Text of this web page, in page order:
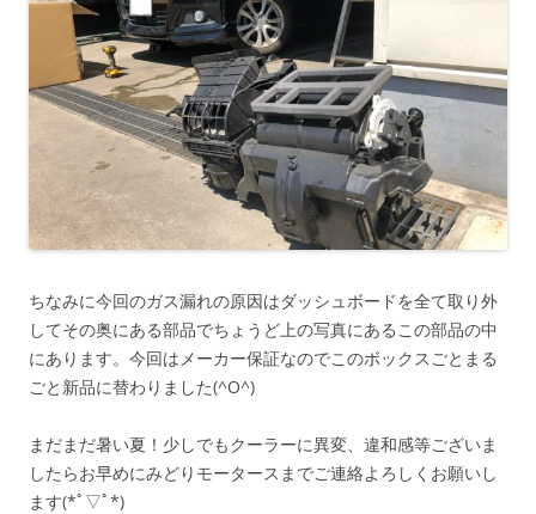
ちなみに今回のガス漏れの原因はダッシュボードを全て取り外
してその奥にある部品でちょうど上の写真にあるこの部品の中
にあります。今回はメーカー保証なのでこのボックスごとまる
ごと新品に替わりました(^O^)
まだまだ暑い夏！少しでもクーラーに異変、違和感等ございま
したらお早めにみどりモータースまでご連絡よろしくお願いし
ます(*ﾟ▽ﾟ*)